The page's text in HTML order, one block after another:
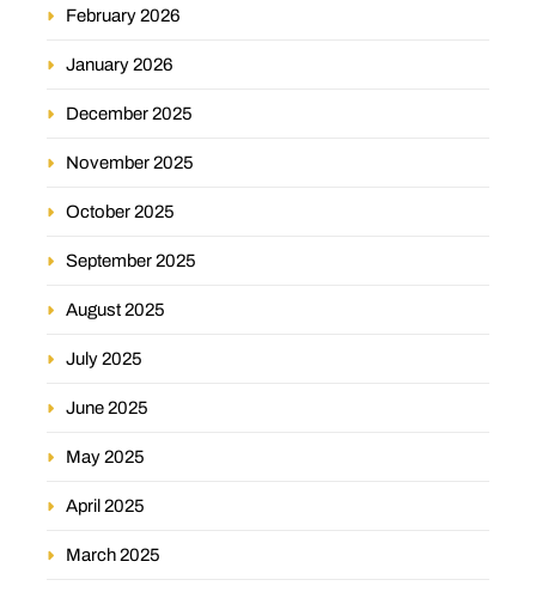
February 2026
January 2026
December 2025
November 2025
October 2025
September 2025
August 2025
July 2025
June 2025
May 2025
April 2025
March 2025